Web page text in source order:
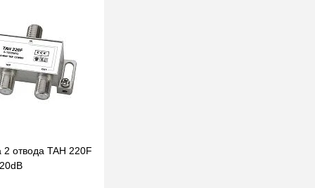
К сравнению
В наличии
2 отвода TAH 220F